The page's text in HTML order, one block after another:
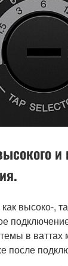
и
высоко-,
в
после